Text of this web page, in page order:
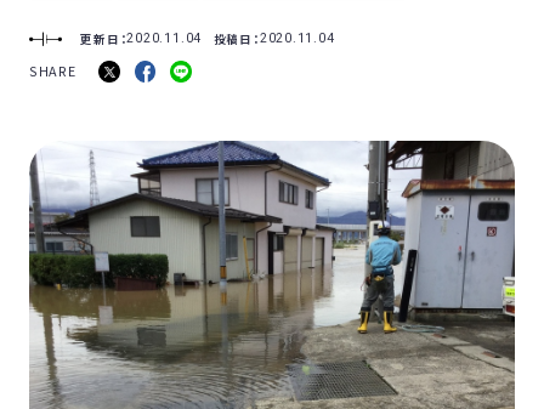
更新日：2020.11.04 投稿日：2020.11.04
SHARE